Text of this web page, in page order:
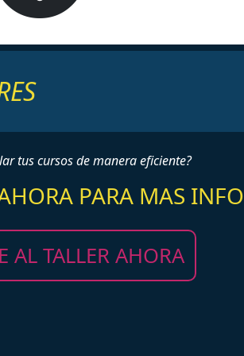
tus cursos de manera eficiente?
PARA MAS
AL TALLER AHORA